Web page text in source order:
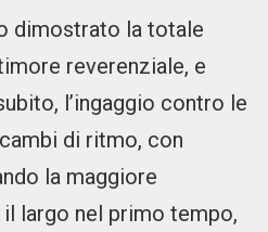
dimostrato la totale
reverenziale, e
l’ingaggio contro le
di ritmo, con
la maggiore
largo nel primo tempo,